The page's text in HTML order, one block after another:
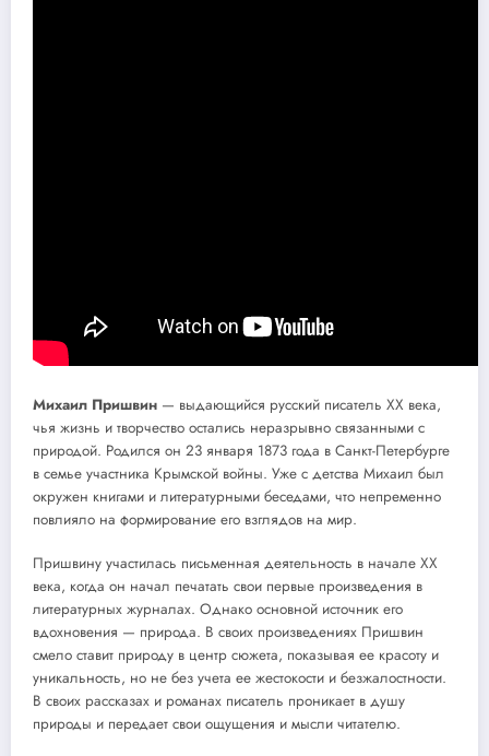
Михаил Пришвин — выдающийся русский писатель XX века,
чья жизнь и творчество остались неразрывно связанными с
природой. Родился он 23 января 1873 года в Санкт-Петербурге
в семье участника Крымской войны. Уже с детства Михаил был
окружен книгами и литературными беседами, что непременно
повлияло на формирование его взглядов на мир.
Пришвину участилась письменная деятельность в начале XX
века, когда он начал печатать свои первые произведения в
литературных журналах. Однако основной источник его
вдохновения — природа. В своих произведениях Пришвин
смело ставит природу в центр сюжета, показывая ее красоту и
уникальность, но не без учета ее жестокости и безжалостности.
В своих рассказах и романах писатель проникает в душу
природы и передает свои ощущения и мысли читателю.